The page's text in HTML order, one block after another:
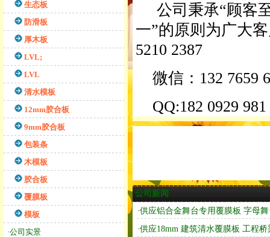
生态板
防滑板
厚木板
LVL;
LVL
清水模板
12mm胶合板
9mm胶合板
包装条
木模板
胶合板
覆膜板
模板
·公司实景
公司秉承“顾客
一”的原则为广大
5210 2387
微信：132 7659
QQ:182 0929 981
公司新闻
·供应铝合金舞台专用覆膜板 字母
·供应18mm 建筑清水覆膜板 工程